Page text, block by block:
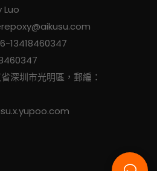
Luo
13418460347
深圳市光明區，郵編：